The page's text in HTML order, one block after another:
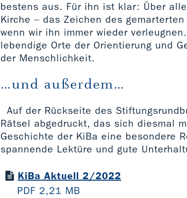
bestens aus. Für ihn ist klar: Über
Kirche – das Zeichen des
wenn wir ihn immer wieder
lebendige Orte der Orientierung und
der Menschlichkeit.
…und außerdem…
Auf der Rückseite des
Rätsel abgedruckt, das sich diesmal
Geschichte der KiBa eine besondere
spannende Lektüre und gute
KiBa Aktuell 2/2022
PDF 2,21 MB